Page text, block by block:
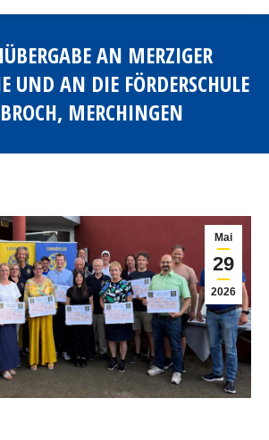
AN MERZIGER
UND AN DIE FÖRDERSCHULE
MERCHINGEN
Mai
29
2026